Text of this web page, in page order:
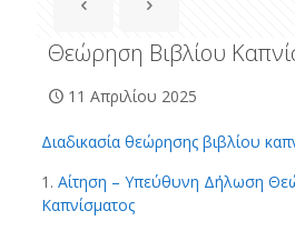
Θεώρηση Βιβλίου
11 Απριλίου 2025
Διαδικασία θεώρησης βιβλίου
1. Αίτηση – Υπεύθυνη Δήλωση
Καπνίσματος